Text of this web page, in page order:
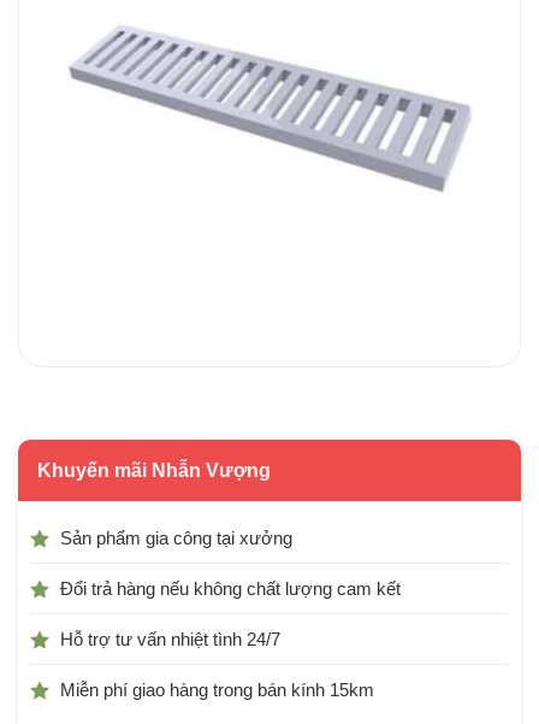
Khuyến mãi Nhẫn Vượng
Sản phẩm gia công tại xưởng
Đổi trả hàng nếu không chất lượng cam kết
Hỗ trợ tư vấn nhiệt tình 24/7
Miễn phí giao hàng trong bán kính 15km